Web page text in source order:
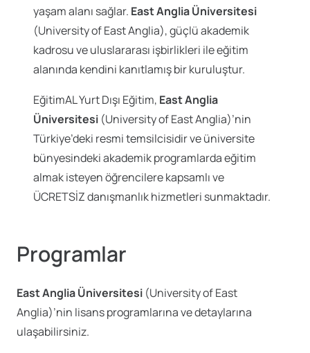
yaşam alanı sağlar. East Anglia Üniversitesi
(University of East Anglia), güçlü akademik
kadrosu ve uluslararası işbirlikleri ile eğitim
alanında kendini kanıtlamış bir kuruluştur.
EğitimAL Yurt Dışı Eğitim, East Anglia
Üniversitesi (University of East Anglia)’nin
Türkiye’deki resmi temsilcisidir ve üniversite
bünyesindeki akademik programlarda eğitim
almak isteyen öğrencilere kapsamlı ve
ÜCRETSİZ danışmanlık hizmetleri sunmaktadır.
Programlar
East Anglia Üniversitesi (University of East
Anglia)’nin lisans programlarına ve detaylarına
ulaşabilirsiniz.